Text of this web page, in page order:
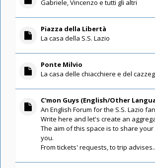
Gabriele, Vincenzo e tutti gli altri
Piazza della Libertà
La casa della S.S. Lazio
Ponte Milvio
La casa delle chiacchiere e del
C'mon Guys (English/Other
An English Forum for the S.S. Lazio
Write here and let's create an
The aim of this space is to share
you.
From tickets' requests, to trip